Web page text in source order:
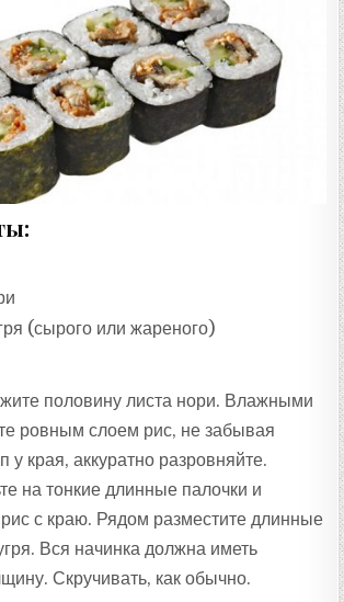
(сырого или жареного)
половину листа нори. Влажными
ровным слоем рис, не забывая
у края, аккуратно разровняйте.
на тонкие длинные палочки и
с краю. Рядом разместите длинные
Вся начинка должна иметь
Скручивать, как обычно.